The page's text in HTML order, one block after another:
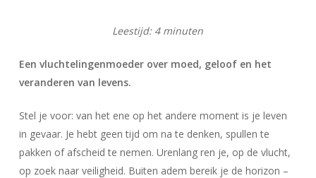
Leestijd: 4 minuten
Een vluchtelingenmoeder over moed, geloof en het
veranderen van levens.
Stel je voor: van het ene op het andere moment is je leven
in gevaar. Je hebt geen tijd om na te denken, spullen te
pakken of afscheid te nemen. Urenlang ren je, op de vlucht,
op zoek naar veiligheid. Buiten adem bereik je de horizon –